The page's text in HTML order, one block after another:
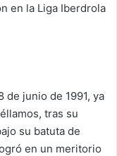
en la Liga Iberdrola
de junio de 1991, ya
tras su
su batuta de
en un meritorio